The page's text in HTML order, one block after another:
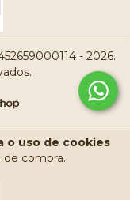
o uso de cookies
de compra.
- 2026.